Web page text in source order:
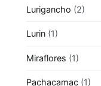
Lurigancho (2)
Lurin(1)
Miraflores (1)
Pachacamac(1)